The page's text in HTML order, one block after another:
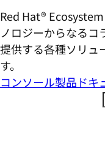
Red Hat®
ノロジーからなるコ
提供する各種ソリュ
す。
コンソール製品ドキ